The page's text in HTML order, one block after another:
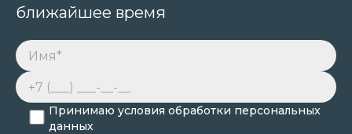
ближайшее время
Принимаю условия обработки персональных
данных